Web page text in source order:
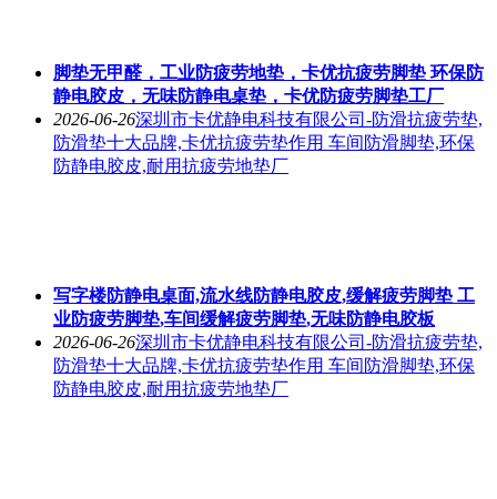
脚垫无甲醛，工业防疲劳地垫，卡优抗疲劳脚垫 环保防
静电胶皮，无味防静电桌垫，卡优防疲劳脚垫工厂
2026-06-26深圳市卡优静电科技有限公司-防滑抗疲劳垫,
防滑垫十大品牌,卡优抗疲劳垫作用 车间防滑脚垫,环保
防静电胶皮,耐用抗疲劳地垫厂
写字楼防静电桌面,流水线防静电胶皮,缓解疲劳脚垫 工
业防疲劳脚垫,车间缓解疲劳脚垫,无味防静电胶板
2026-06-26深圳市卡优静电科技有限公司-防滑抗疲劳垫,
防滑垫十大品牌,卡优抗疲劳垫作用 车间防滑脚垫,环保
防静电胶皮,耐用抗疲劳地垫厂